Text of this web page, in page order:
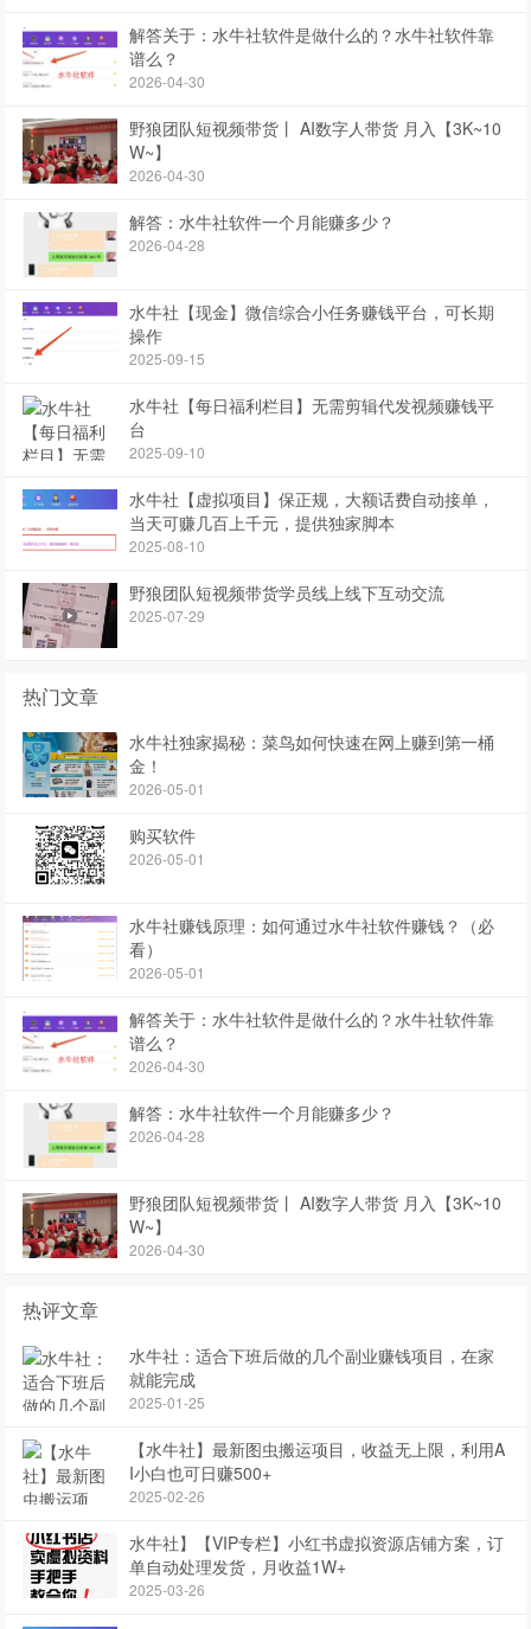
解答关于：水牛社软件是做什么的？水牛社软件靠
谱么？
2026-04-30
野狼团队短视频带货丨 AI数字人带货 月入【3K~10
W~】
2026-04-30
解答：水牛社软件一个月能赚多少？
2026-04-28
水牛社【现金】微信综合小任务赚钱平台，可长期
操作
2025-09-15
水牛社【每日福利栏目】无需剪辑代发视频赚钱平
台
2025-09-10
水牛社【虚拟项目】保正规，大额话费自动接单，
当天可赚几百上千元，提供独家脚本
2025-08-10
野狼团队短视频带货学员线上线下互动交流
2025-07-29
热门文章
水牛社独家揭秘：菜鸟如何快速在网上赚到第一桶
金！
2026-05-01
购买软件
2026-05-01
水牛社赚钱原理：如何通过水牛社软件赚钱？（必
看）
2026-05-01
解答关于：水牛社软件是做什么的？水牛社软件靠
谱么？
2026-04-30
解答：水牛社软件一个月能赚多少？
2026-04-28
野狼团队短视频带货丨 AI数字人带货 月入【3K~10
W~】
2026-04-30
热评文章
水牛社：适合下班后做的几个副业赚钱项目，在家
就能完成
2025-01-25
【水牛社】最新图虫搬运项目，收益无上限，利用A
I小白也可日赚500+
2025-02-26
水牛社】【VIP专栏】小红书虚拟资源店铺方案，订
单自动处理发货，月收益1W+
2025-03-26